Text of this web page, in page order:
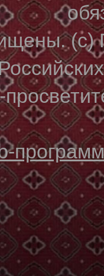
(с)